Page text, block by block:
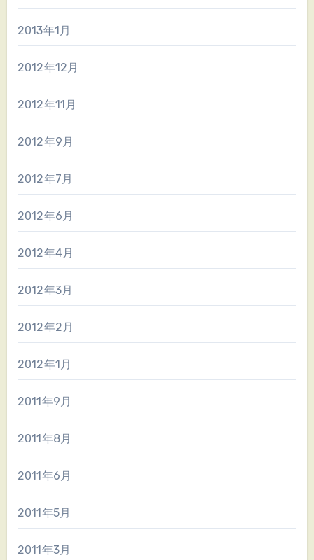
2013年1月
2012年12月
2012年11月
2012年9月
2012年7月
2012年6月
2012年4月
2012年3月
2012年2月
2012年1月
2011年9月
2011年8月
2011年6月
2011年5月
2011年3月